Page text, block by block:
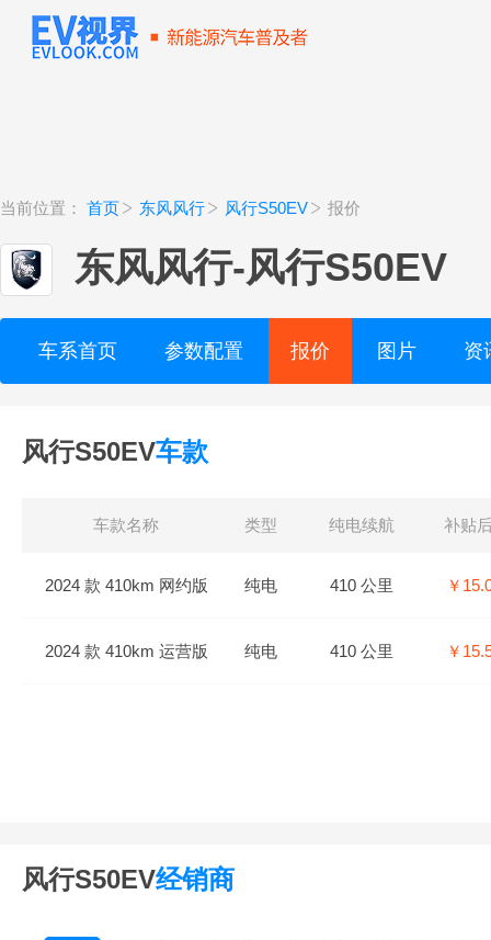
当前位置： 首页 东风风行 风行S50EV 报价
东风风行-风行S50EV
车系首页 参数配置 报价 图片 资
风行S50EV车款
车款名称 类型 纯电续航 补贴
2024 款 410km 网约版 纯电 410 公里 ￥
2024 款 410km 运营版 纯电 410 公里 ￥
风行S50EV经销商